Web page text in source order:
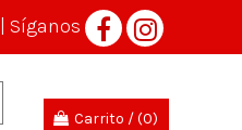
| Síganos
Carrito /(0)